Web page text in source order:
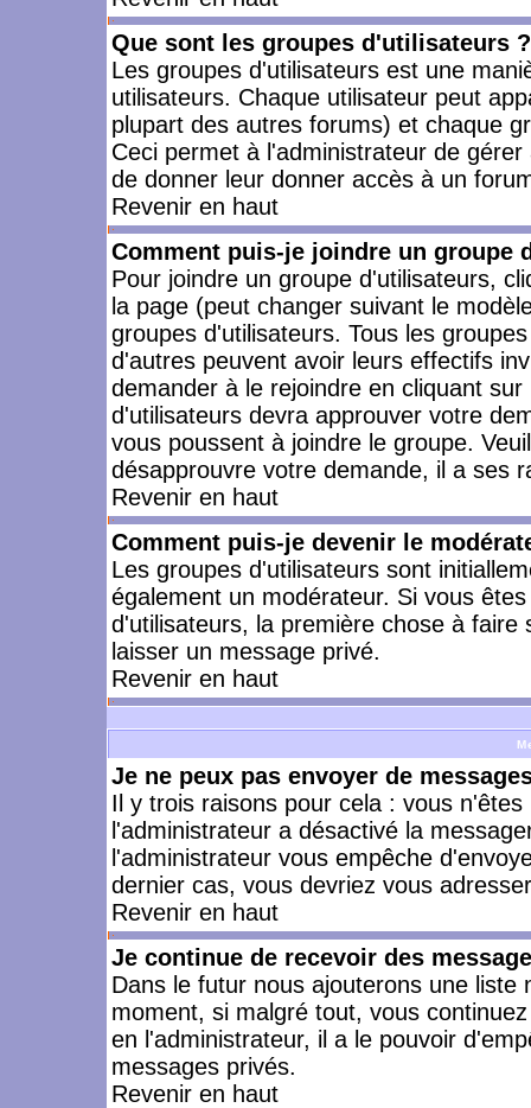
Que sont les groupes d'utilisateurs ?
Les groupes d'utilisateurs est une
utilisateurs. Chaque utilisateur peut
plupart des autres forums) et chaque
Ceci permet à l'administrateur de
de donner leur donner accès à un
Revenir en haut
Comment puis-je joindre un groupe
Pour joindre un groupe d'utilisateurs,
la page (peut changer suivant le
groupes d'utilisateurs. Tous les
d'autres peuvent avoir leurs effectifs
demander à le rejoindre en cliquant
d'utilisateurs devra approuver votre
vous poussent à joindre le groupe.
désapprouvre votre demande, il a ses
Revenir en haut
Comment puis-je devenir le
Les groupes d'utilisateurs sont
également un modérateur. Si vous
d'utilisateurs, la première chose à
laisser un message privé.
Revenir en haut
Je ne peux pas envoyer de
Il y trois raisons pour cela : vous
l'administrateur a désactivé la
l'administrateur vous empêche
dernier cas, vous devriez vous
Revenir en haut
Je continue de recevoir des
Dans le futur nous ajouterons une
moment, si malgré tout, vous
en l'administrateur, il a le pouvoir
messages privés.
Revenir en haut